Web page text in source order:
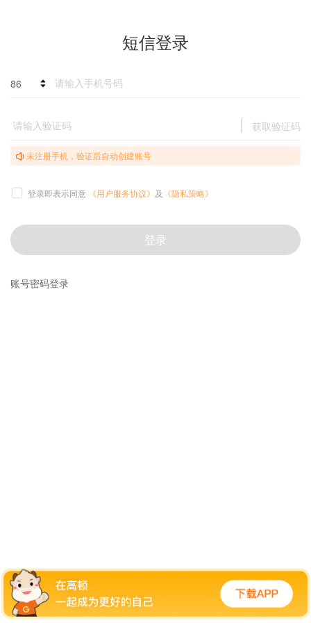
短信登录
86
获取验证码
未注册手机，验证后自动创建账号
登录即表示同意 《用户服务协议》 及 《隐私策略》
登录
账号密码登录